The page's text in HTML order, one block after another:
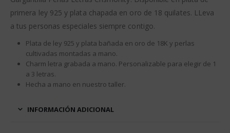
primera ley 925 y plata chapada en oro de 18 quilates. LLeva
a tus personas especiales siempre contigo.
Plata de ley 925 y plata bañada en oro de 18K y perlas
cultivadas montadas a mano.
Charm letra grabada a mano. Personalizable para elegir de 1
a 3 letras.
Hecha a mano en nuestro taller.
INFORMACIÓN ADICIONAL